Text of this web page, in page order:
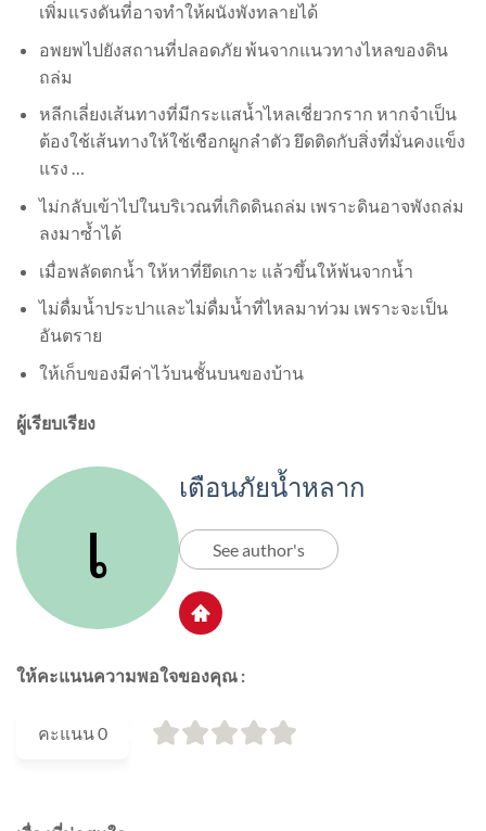
เพิ่มแรงดันที่อาจทำให้ผนังพังทลายได้
อพยพไปยังสถานที่ปลอดภัย พ้นจากแนวทางไหลของดิน
ถล่ม
หลีกเลี่ยงเส้นทางที่มีกระแสน้ำไหลเชี่ยวกราก หากจำเป็น
ต้องใช้เส้นทางให้ใช้เชือกผูกลำตัว ยึดติดกับสิ่งที่มั่นคงแข็ง
แรง …
ไม่กลับเข้าไปในบริเวณที่เกิดดินถล่ม เพราะดินอาจพังถล่ม
ลงมาซ้ำได้
เมื่อพลัดตกน้ำ ให้หาที่ยึดเกาะ แล้วขึ้นให้พ้นจากน้ำ
ไม่ดื่มน้ำประปาและไม่ดื่มน้ำที่ไหลมาท่วม เพราะจะเป็น
อันตราย
ให้เก็บของมีค่าไว้บนชั้นบนของบ้าน
ผู้เรียบเรียง
เตือนภัยน้ำหลาก
See author's
ให้คะแนนความพอใจของคุณ :
คะแนน0